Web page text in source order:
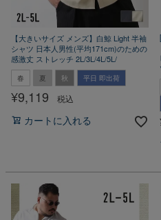
【大きいサイズ メンズ】白鯨 Light 半袖
シャツ 日本人男性(平均171cm)のための
感激丈 ストレッチ 2L/3L/4L/5L/
春 夏 秋 平日 即出荷
¥9,119 税込
カートに入れる